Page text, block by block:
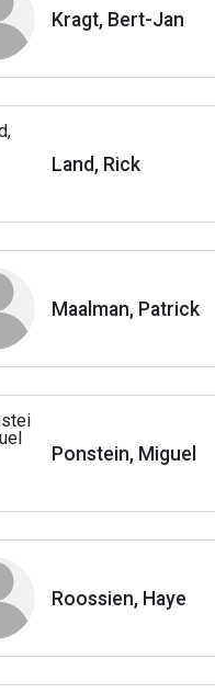
Kragt, Bert-Jan
Land, Rick
Maalman, Patrick
Ponstein, Miguel
Roossien, Haye